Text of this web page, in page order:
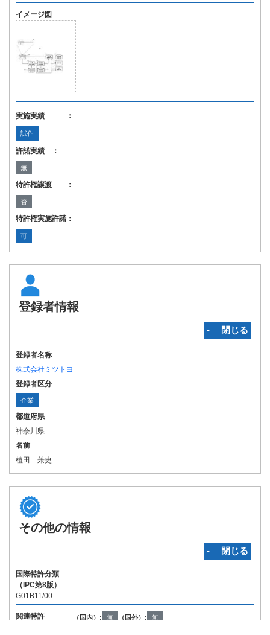
イメージ図
実施実績 ：
試作
許諾実績 ：
無
特許権譲渡 ：
否
特許権実施許諾：
可
登録者情報
‐ 閉じる
登録者名称
株式会社ミツトヨ
登録者区分
企業
都道府県
神奈川県
名前
植田 兼史
その他の情報
‐ 閉じる
国際特許分類
（IPC第8版）
G01B11/00
関連特許 （国内）: 無 （国外）: 無